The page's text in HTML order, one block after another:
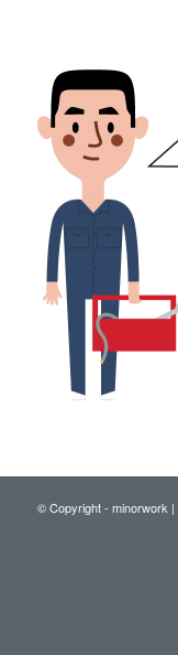
© Copyright - minorwork |